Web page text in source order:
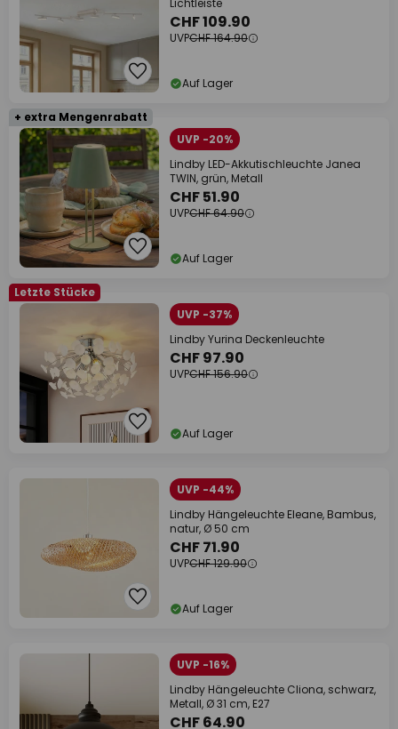
Lichtleiste
CHF 109.90
UVPCHF 164.90
Auf Lager
+ extra Mengenrabatt
UVP -20%
Lindby LED-Akkutischleuchte Janea
TWIN, grün, Metall
CHF 51.90
UVPCHF 64.90
Auf Lager
Letzte Stücke
UVP -37%
Lindby Yurina Deckenleuchte
CHF 97.90
UVPCHF 156.90
Auf Lager
UVP -44%
Lindby Hängeleuchte Eleane, Bambus,
natur, Ø 50 cm
CHF 71.90
UVPCHF 129.90
Auf Lager
UVP -16%
Lindby Hängeleuchte Cliona, schwarz,
Metall, Ø 31 cm, E27
CHF 64.90